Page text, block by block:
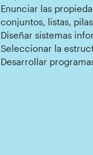
Enunciar las
conjuntos, listas,
Diseñar sistemas
Seleccionar la
Desarrollar